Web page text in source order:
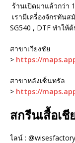
ร้านเปิดมาแล้วกว่า
เรามีเครื่องจักรทันส
SG540 , DTF ทำให้
สาขาเวียงชัย
> https://
สาขาหลังเซ็นทรัล
> https://
สกรีนเสื้อเชี
ไลน์ : @wisesfactory